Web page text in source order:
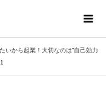
いから起業！大切なのは‟自己効力